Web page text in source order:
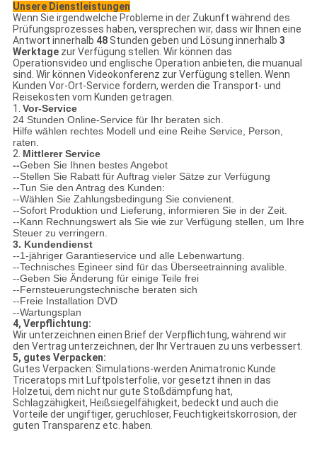
Unsere Dienstleistungen
Wenn Sie irgendwelche Probleme in der Zukunft während des
Prüfungsprozesses haben, versprechen wir, dass wir Ihnen eine
Antwort innerhalb 48Stunden geben und Lösung innerhalb 3
Werktagezur Verfügung stellen. Wir können das
Operationsvideo und englische Operation anbieten, die muanual
sind. Wir können Videokonferenz zur Verfügung stellen. Wenn
Kunden Vor-Ort-Service fordern, werden die Transport- und
Reisekosten vom Kunden getragen.
1. Vor-Service
24 Stunden Online-Service für Ihr beraten sich.
Hilfe wählen rechtes Modell und eine Reihe Service, Person,
raten.
2. Mittlerer Service
--Geben Sie Ihnen bestes Angebot
--Stellen Sie Rabatt für Auftrag vieler Sätze zur Verfügung
--Tun Sie den Antrag des Kunden:
--Wählen Sie Zahlungsbedingung Sie convienent.
--Sofort Produktion und Lieferung, informieren Sie in der Zeit.
--Kann Rechnungswert als Sie wie zur Verfügung stellen, um Ihre
Steuer zu verringern.
3. Kundendienst
--1-jähriger Garantieservice und alle Lebenwartung.
--Technisches Egineer sind für das Überseetrainning avalible.
--Geben Sie Änderung für einige Teile frei
--Fernsteuerungstechnische beraten sich
--Freie Installation DVD
--Wartungsplan
4, Verpflichtung:
Wir unterzeichnen einen Brief der Verpflichtung, während wir
den Vertrag unterzeichnen, der Ihr Vertrauen zu uns verbessert.
5, gutes Verpacken:
Gutes Verpacken: Simulations-werden Animatronic Kunde
Triceratops mit Luftpolsterfolie, vor gesetzt ihnen in das
Holzetui, dem nicht nur gute Stoßdämpfung hat,
Schlagzähigkeit, Heißsiegelfähigkeit, bedeckt und auch die
Vorteile der ungiftiger, geruchloser, Feuchtigkeitskorrosion, der
guten Transparenz etc. haben.